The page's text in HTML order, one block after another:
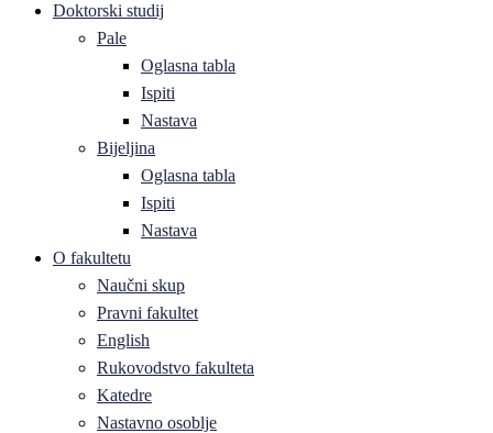
Doktorski studij
Pale
Oglasna tabla
Ispiti
Nastava
Bijeljina
Oglasna tabla
Ispiti
Nastava
O fakultetu
Naučni skup
Pravni fakultet
English
Rukovodstvo fakulteta
Katedre
Nastavno osoblje